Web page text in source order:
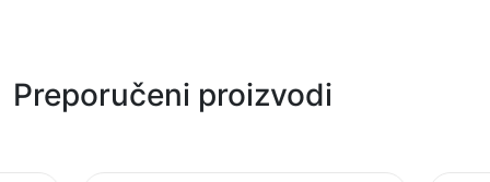
Preporučeni proizvodi